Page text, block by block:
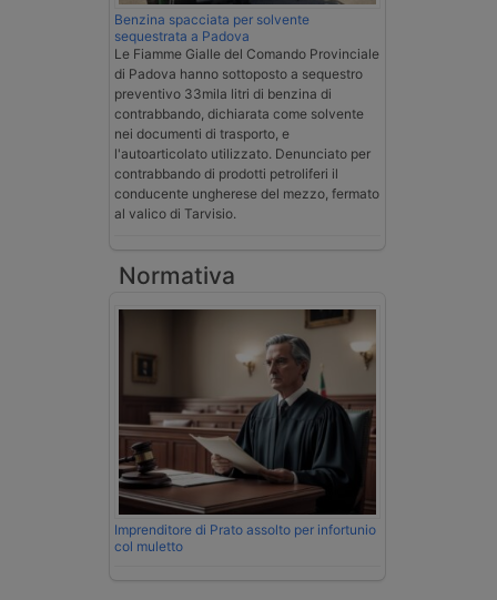
Benzina spacciata per solvente
sequestrata a Padova
Le Fiamme Gialle del Comando Provinciale
di Padova hanno sottoposto a sequestro
preventivo 33mila litri di benzina di
contrabbando, dichiarata come solvente
nei documenti di trasporto, e
l'autoarticolato utilizzato. Denunciato per
contrabbando di prodotti petroliferi il
conducente ungherese del mezzo, fermato
al valico di Tarvisio.
Normativa
Imprenditore di Prato assolto per infortunio
col muletto